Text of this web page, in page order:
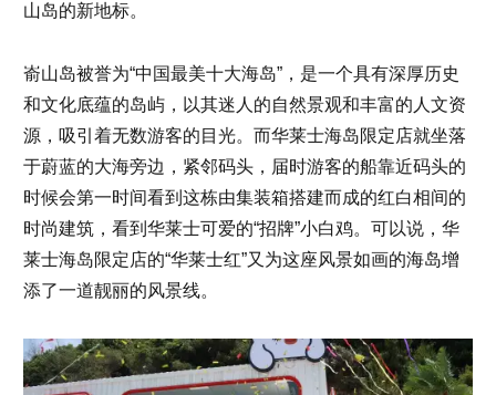
山岛的新地标。
嵛山岛被誉为“中国最美十大海岛”，是一个具有深厚历史
和文化底蕴的岛屿，以其迷人的自然景观和丰富的人文资
源，吸引着无数游客的目光。而华莱士海岛限定店就坐落
于蔚蓝的大海旁边，紧邻码头，届时游客的船靠近码头的
时候会第一时间看到这栋由集装箱搭建而成的红白相间的
时尚建筑，看到华莱士可爱的“招牌”小白鸡。可以说，华
莱士海岛限定店的“华莱士红”又为这座风景如画的海岛增
添了一道靓丽的风景线。